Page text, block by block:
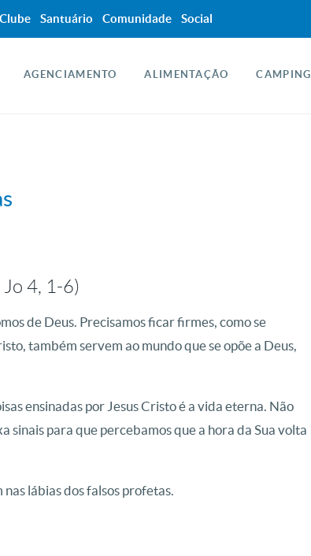
AGENCIAMENTO ALIMENTAÇÃO CAMPING
Jo 4, 1-6)
de Deus. Precisamos ficar firmes, como se
também servem ao mundo que se opõe a Deus,
ensinadas por Jesus Cristo é a vida eterna. Não
sinais para que percebamos que a hora da Sua volta
lábias dos falsos profetas.
Clube Santuário Comunidade Social